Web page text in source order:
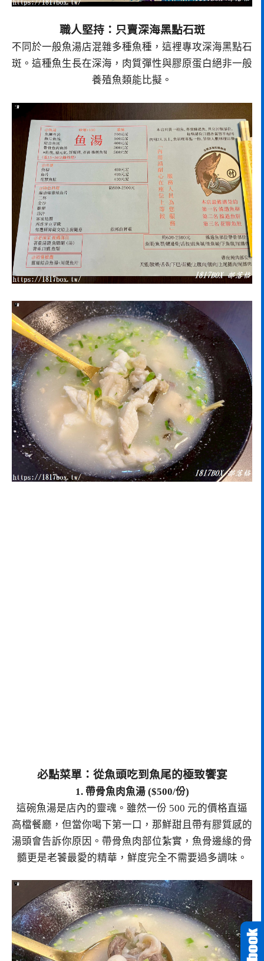
職人堅持：只賣深海黑點石斑
不同於一般魚湯店混雜多種魚種，這裡專攻深海黑點石
斑。這種魚生長在深海，肉質彈性與膠原蛋白絕非一般
養殖魚類能比擬。
必點菜單：從魚頭吃到魚尾的極致饗宴
1. 帶骨魚肉魚湯 ($500/份)
這碗魚湯是店內的靈魂。雖然一份 500 元的價格直逼
高檔餐廳，但當你喝下第一口，那鮮甜且帶有膠質感的
湯頭會告訴你原因。帶骨魚肉部位紮實，魚骨邊緣的骨
髓更是老饕最愛的精華，鮮度完全不需要過多調味。